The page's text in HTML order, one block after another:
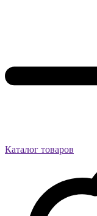
Каталог товаров